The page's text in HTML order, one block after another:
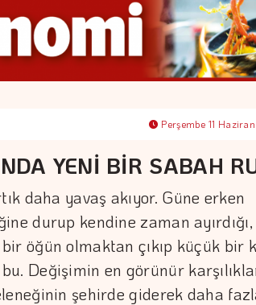
Perşembe 11
YENİ BİR SABAH
daha yavaş akıyor. Güne erken
durup kendine zaman ayırdığı,
öğün olmaktan çıkıp küçük bir
Değişimin en görünür
şehirde giderek daha